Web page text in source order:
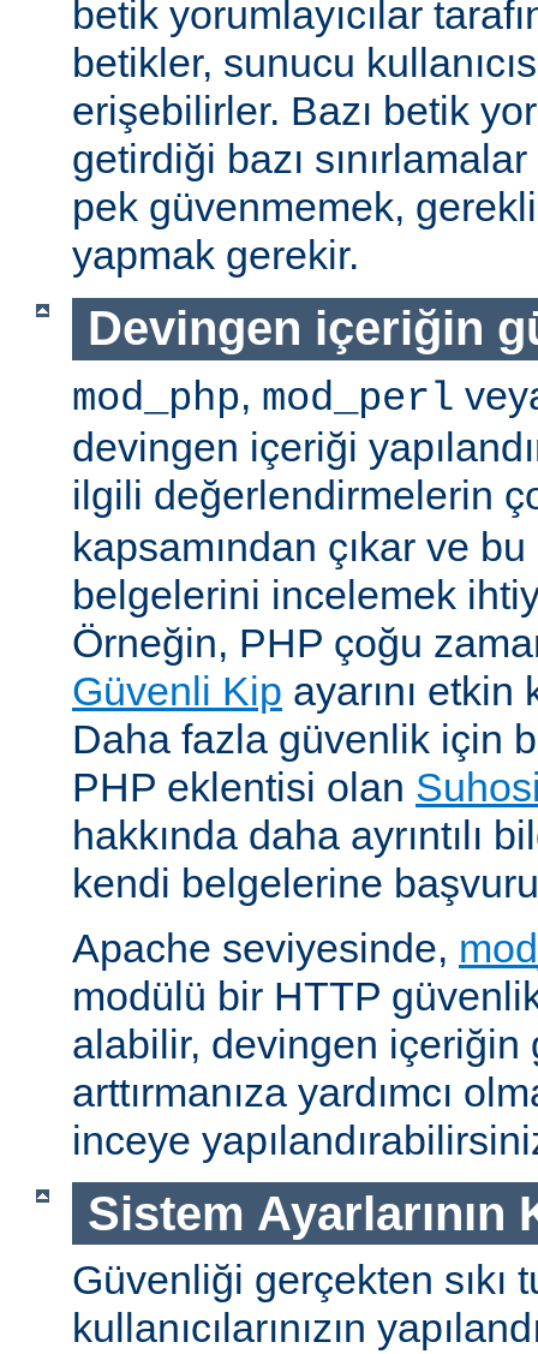
betik yorumlayıcılar
betikler, sunucu
erişebilirler. Bazı betik
getirdiği bazı
pek güvenmemek,
yapmak gerekir.
Devingen içeriğin
mod_php, mod_perl
devingen içeriği
ilgili değerlendirmelerin
kapsamından çıkar ve
belgelerini incelemek
Örneğin, PHP çoğu
Güvenli Kip ayarını etkin
Daha fazla güvenlik için
PHP eklentisi olan
hakkında daha ayrıntılı
kendi belgelerine
Apache seviyesinde,
modülü bir HTTP
alabilir, devingen içeriğin
arttırmanıza yardımcı
inceye
Sistem Ayarlarının
Güvenliği gerçekten sıkı
kullanıcılarınızın